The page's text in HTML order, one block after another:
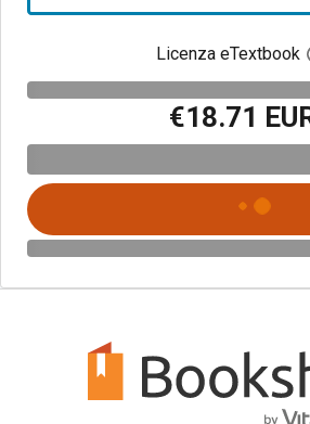
Licenza eTextbook
€18.71